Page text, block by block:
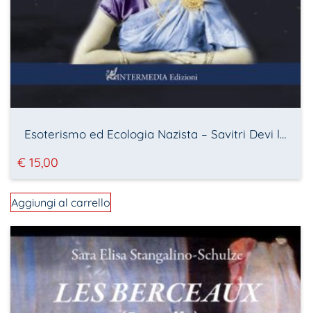
Esoterismo ed Ecologia Nazista – Savitri Devi la Sacerdotessa di Hitler
€ 15,00
Aggiungi al carrello